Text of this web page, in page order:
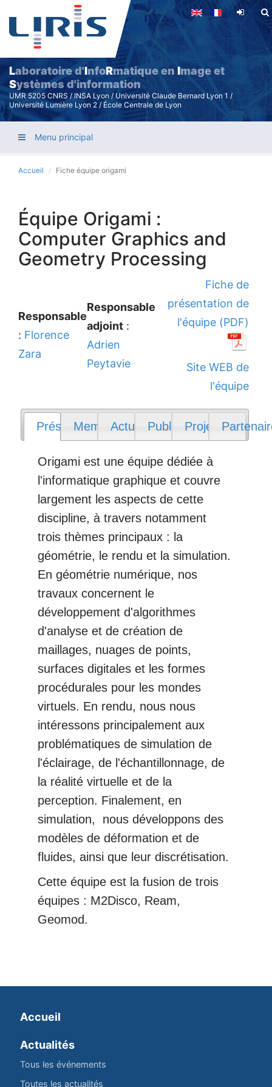
Aller
contenu
principal
Laboratoire d'InfoRmatique enImage et
Systèmes d'information
UMR 5205 CNRS / INSA Lyon / Université Claude Bernard Lyon 1 /
Université Lumière Lyon 2 / École Centrale de Lyon
Menu principal
Accueil Fiche équipe origami
Équipe Origami :
Computer Graphics and
Geometry Processing
Responsable
: Florence
Zara
Responsable
adjoint :
Adrien
Peytavie
Fiche de
présentation de
l'équipe (PDF)
Site WEB de
l'équipe
PrésentationMembresActualitésPublications
Projets
Origami est une équipe dédiée à
l'informatique graphique et couvre
largement les aspects de cette
discipline, à travers notamment
trois thèmes principaux : la
géométrie, le rendu et la simulation.
En géométrie numérique, nos
travaux concernent le
développement d'algorithmes
d'analyse et de création de
maillages, nuages de points,
surfaces digitales et les formes
procédurales pour les mondes
virtuels. En rendu, nous nous
intéressons principalement aux
problématiques de simulation de
l'éclairage, de l'échantillonnage, de
la réalité virtuelle et de la
perception. Finalement, en
simulation, nous développons des
modèles de déformation et de
fluides, ainsi que leur discrétisation.
Cette équipe est la fusion de trois
équipes : M2Disco, Ream,
Geomod.
Accueil
Actualités
Tous les événements
Toutes les actualités